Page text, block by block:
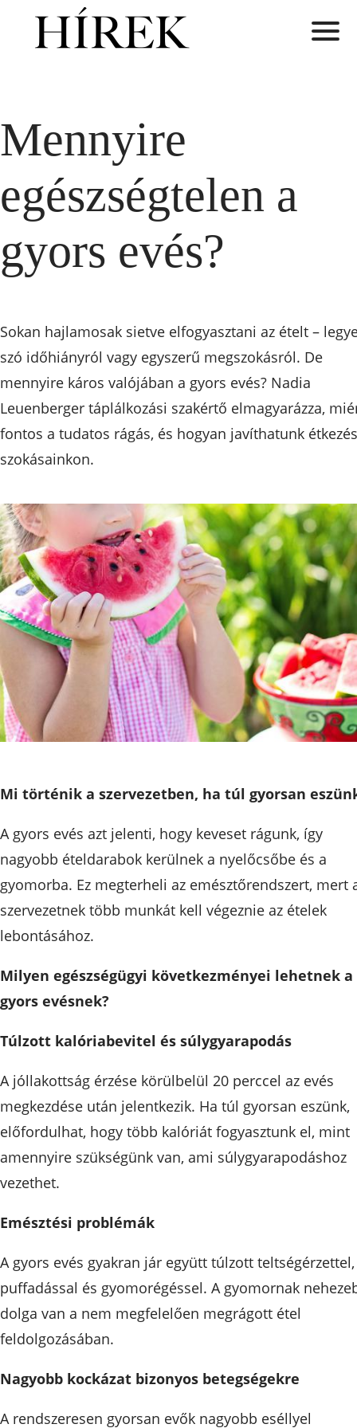
Mennyire
egészségtelen a
gyors evés?
Sokan hajlamosak sietve elfogyasztani az ételt –
szó időhiányról vagy egyszerű megszokásról. De
mennyire káros valójában a gyors evés? Nadia
Leuenberger táplálkozási szakértő elmagyarázza,
fontos a tudatos rágás, és hogyan javíthatunk
szokásainkon.
Mi történik a szervezetben, ha túl gyorsan
A gyors evés azt jelenti, hogy keveset rágunk, így
nagyobb ételdarabok kerülnek a nyelőcsőbe és a
gyomorba. Ez megterheli az emésztőrendszert, mert
szervezetnek több munkát kell végeznie az ételek
lebontásához.
Milyen egészségügyi következményei lehetnek a
gyors evésnek?
Túlzott kalóriabevitel és súlygyarapodás
A jóllakottság érzése körülbelül 20 perccel az evés
megkezdése után jelentkezik. Ha túl gyorsan eszünk,
előfordulhat, hogy több kalóriát fogyasztunk el, mint
amennyire szükségünk van, ami súlygyarapodáshoz
vezethet.
Emésztési problémák
A gyors evés gyakran jár együtt túlzott teltségérzettel,
puffadással és gyomorégéssel. A gyomornak
dolga van a nem megfelelően megrágott étel
feldolgozásában.
Nagyobb kockázat bizonyos betegségekre
A rendszeresen gyorsan evők nagyobb eséllyel